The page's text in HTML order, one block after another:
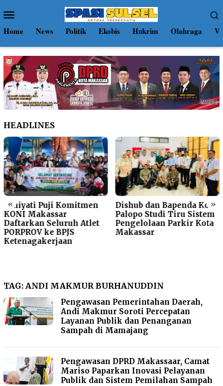
ke
kontenMobile
Home News Politik Ekobis Hukrim Olahraga
HEADLINES
« »
Dishub dan Bapenda Kota
Palopo Studi Tiru Sistem
Pengelolaan Parkir Kota
Makassar
Perumda Parkir
Makassar Terima
Kunjungan Studi
TP2DD dan Bank
TAG: ANDI MAKMUR BURHANUDDIN
Pengawasan Pemerintahan Daerah,
Andi Makmur Soroti Percepatan
Layanan Publik dan Penanganan
Sampah di Mamajang
Pengawasan DPRD Makassaar, Camat
Mariso Paparkan Inovasi Pelayanan
Publik dan Sistem Pemilahan Sampah